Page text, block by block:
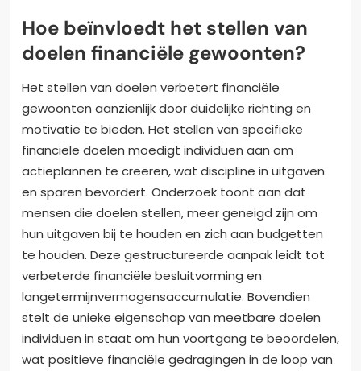
Hoe beïnvloedt het stellen van
doelen financiële gewoonten?
Het stellen van doelen verbetert financiële
gewoonten aanzienlijk door duidelijke richting en
motivatie te bieden. Het stellen van specifieke
financiële doelen moedigt individuen aan om
actieplannen te creëren, wat discipline in uitgaven
en sparen bevordert. Onderzoek toont aan dat
mensen die doelen stellen, meer geneigd zijn om
hun uitgaven bij te houden en zich aan budgetten
te houden. Deze gestructureerde aanpak leidt tot
verbeterde financiële besluitvorming en
langetermijnvermogensaccumulatie. Bovendien
stelt de unieke eigenschap van meetbare doelen
individuen in staat om hun voortgang te beoordelen,
wat positieve financiële gedragingen in de loop van